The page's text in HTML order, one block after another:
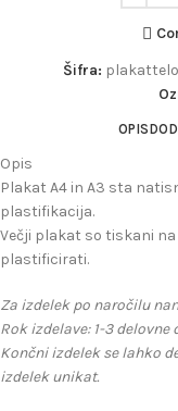
Šifra:
OPIS
Opis
Plakat A4 in A3 sta
plastifikacija.
Večji plakat so tiskani
plastificirati.
Za izdelek po naročilu
Rok izdelave: 1-3 delovne
Končni izdelek se lahko
izdelek unikat.